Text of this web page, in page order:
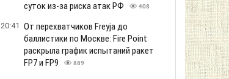
суток из-за риска атак РФ
408
20:41 От перехватчиков Freyja до
баллистики по Москве: Fire Point
раскрыла график испытаний ракет
FP7 и FP9
889